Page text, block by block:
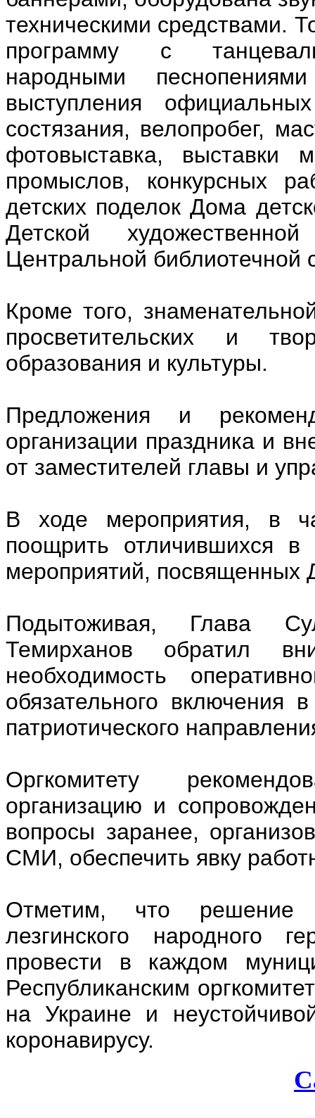
техническими средствами.
программу с
народными
выступления
состязания, велопробег,
фотовыставка, выставки
промыслов, конкурсных
детских поделок Дома
Детской
Центральной библиотечной
Кроме того,
просветительских и
образования и культуры.
Предложения и
организации праздника и
от заместителей главы и
В ходе мероприятия, в
поощрить отличившихся
мероприятий,
Подытоживая, Глава
Темирханов обратил
необходимость
обязательного включения
патриотического
Оргкомитету
организацию и
вопросы заранее,
СМИ, обеспечить явку
Отметим, что решение
лезгинского народного
провести в каждом
Республиканским
на Украине и
коронавирусу.